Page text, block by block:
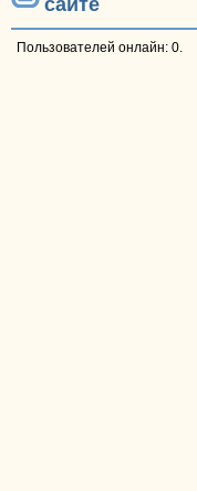
Пользователей онлайн: 0.